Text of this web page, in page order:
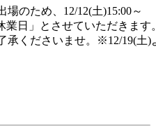
のため、12/12(土)15:00～
業日」とさせていただきます
承くださいませ。
※12/19(土)